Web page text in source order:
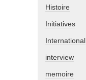
Histoire
Initiatives
International
interview
memoire